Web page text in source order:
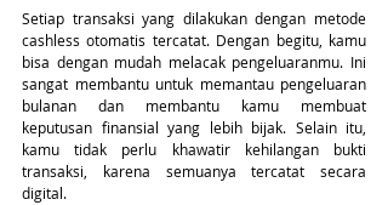
Setiap transaksi yang dilakukan dengan metode
cashless otomatis tercatat. Dengan begitu, kamu
bisa dengan mudah melacak pengeluaranmu. Ini
sangat membantu untuk memantau pengeluaran
bulanan dan membantu kamu membuat
keputusan finansial yang lebih bijak. Selain itu,
kamu tidak perlu khawatir kehilangan bukti
transaksi, karena semuanya tercatat secara
digital.